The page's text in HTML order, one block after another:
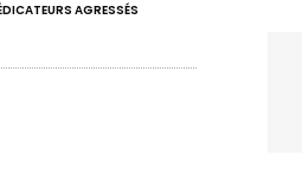
AGRESSÉS